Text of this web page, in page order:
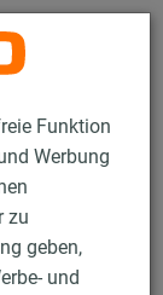
Funktion
Werbung
zu
geben,
und
Bohrschrauben